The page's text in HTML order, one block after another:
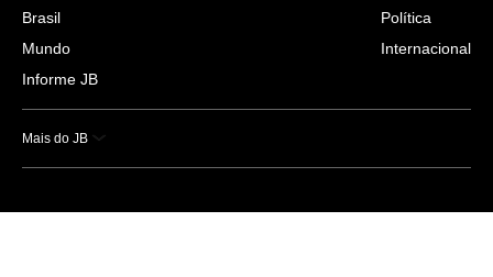
Brasil
Mundo
Informe JB
Política
Internacional
Mais do JB
Esportes